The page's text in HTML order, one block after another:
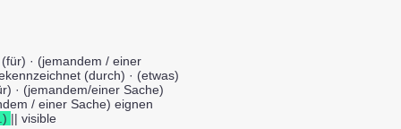
· (jemandem / einer
(durch) · (etwas)
· (jemandem/einer Sache)
/ einer Sache) eignen
|| visible